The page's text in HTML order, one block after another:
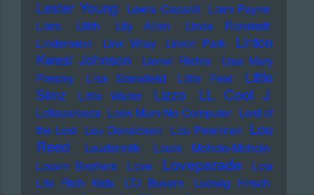
Lester Young Lewis Capaldi Liam Payne
Liars
Lilith Lily Allen
Linda Ronstadt
Lindemann
Link Wray Linkin Park
Linton
Kwesi Johnson
Lionel Richie
Lisa Mary
Presley
Lisa Stansfield Little Feat
Little
Simz
Little Walter Lizzo LL Cool J
Lollapalooza Look Mum No Computer Lord of
the Lost Lou Donaldson Lou Pearlman Lou
Reed
Loudermilk
Louis Moholo-Moholo
Louvin Brothers
Love Loveparade
Low
Life Rich Kids
LTJ Bukem Ludwig Hirsch